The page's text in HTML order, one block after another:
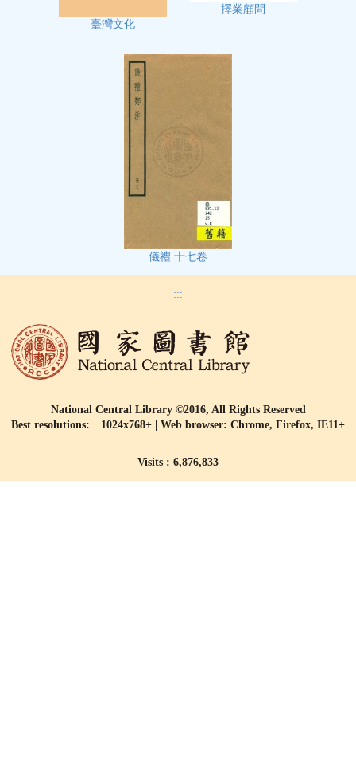
臺灣文化
擇業顧問
儀禮 十七卷
:::
National Central Library ©2016, All Rights Reserved
Best resolutions: 1024x768+ | Web browser: Chrome, Firefox, IE11+
Visits : 6,876,833